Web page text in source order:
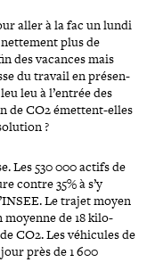
aller à la fac un lundi
plus de
des vacances mais
du travail en pré­sen­
leu à l’entrée des
de CO2 émettent-​elles
?
Les 530 000 actifs de
contre 35% à s’y
Le trajet moyen
de 18 kilo­
CO2. Les véhicules de
près de 1 600